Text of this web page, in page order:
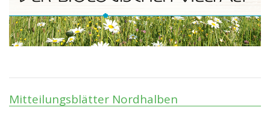
Mitteilungsblätter Nordhalben